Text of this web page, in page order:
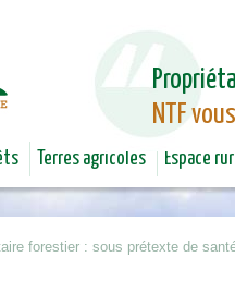
NTF
Terres agricoles Espace
forestier : sous prétexte de